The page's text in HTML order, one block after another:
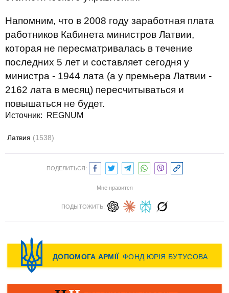
Напомним, что в 2008 году заработная плата
работников Кабинета министров Латвии,
которая не пересматривалась в течение
последних 5 лет и составляет сегодня у
министра - 1944 лата (а у премьера Латвии -
2162 лата в месяц) пересчитываться и
повышаться не будет.
Источник: REGNUM
Латвия (1538)
ПОДЕЛИТЬСЯ:
Мне нравится
ПОДЫТОЖИТЬ: